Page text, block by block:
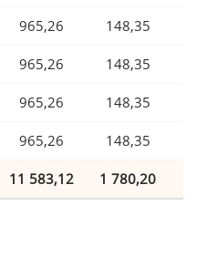
965,26 148,35
965,26 148,35
965,26 148,35
965,26 148,35
11 583,12 1 780,20